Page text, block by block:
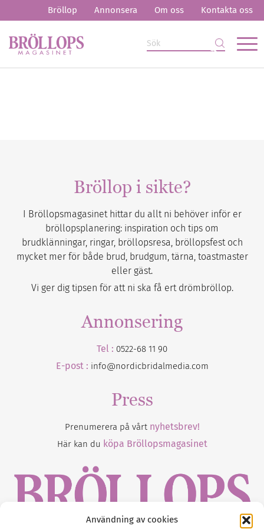
Användning av cookies
Bröllop Annonsera Om oss Kontakta oss
Bröllop i sikte?
I Bröllopsmagasinet hittar du allt ni behöver inför er
bröllopsplanering: inspiration och tips om
brudklänningar, ringar, bröllopsresa, bröllopsfest och
mycket mer för både brud, brudgum, tärna, toastmaster
eller gäst.
Vi ger dig tipsen för att ni ska få ert drömbröllop.
Annonsering
Tel : 0522-68 11 90
E-post : info@nordicbridalmedia.com
Press
Prenumerera på vårt nyhetsbrev!
Här kan du köpa Bröllopsmagasinet